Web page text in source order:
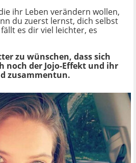
ihr Leben verändern wollen,
du zuerst lernst, dich selbst
es dir viel leichter, es
zu wünschen, dass sich
noch der Jojo-Effekt und ihr
zusammentun.